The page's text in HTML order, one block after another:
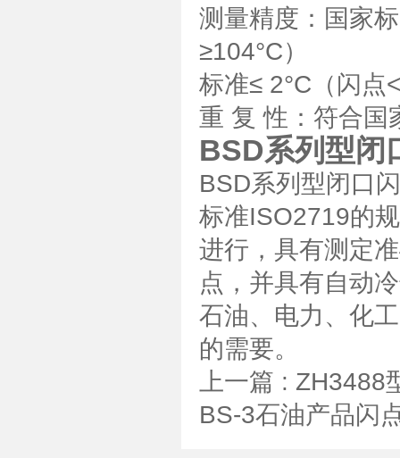
测量精度：国家
≥104°C）
标准≤ 2°C（闪点
重 复 性：符合国
BSD系列型闭
BSD系列型闭口
标准ISO2719的
进行，具有测定
点，并具有自动
石油、电力、化
的需要。
上一篇 : ZH3488
BS-3石油产品闪